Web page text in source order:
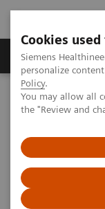
Cookies
Siemens
personalize
Policy.
You may allow all
the "Review and
Produits &
Home Services
IHE - Integrating the
IHE -
Enterprise